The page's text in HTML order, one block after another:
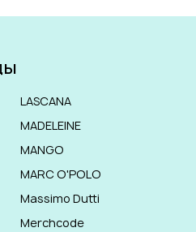
LASCANA
MADELEINE
MANGO
MARC O'POLO
Massimo Dutti
Merchcode